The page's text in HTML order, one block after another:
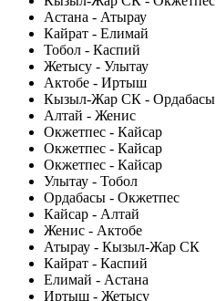
Астана - Атырау
Кайрат - Елимай
Тобол - Каспий
Жетысу - Улытау
Актобе - Иртыш
Кызыл-Жар СК - Ордабасы
Алтай - Женис
Окжетпес - Кайсар
Окжетпес - Кайсар
Окжетпес - Кайсар
Улытау - Тобол
Ордабасы - Окжетпес
Кайсар - Алтай
Женис - Актобе
Атырау - Кызыл-Жар СК
Кайрат - Каспий
Елимай - Астана
Иртыш - Жетысу